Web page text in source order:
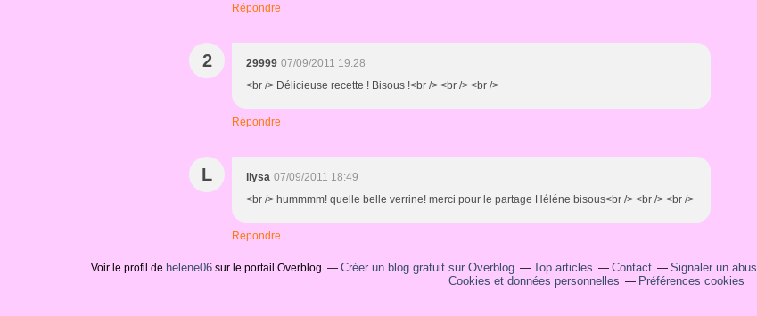
Répondre
2 29999 07/09/2011 19:28
<br /> Délicieuse recette ! Bisous !<br /> <br /> <br />
Répondre
L llysa 07/09/2011 18:49
<br /> hummmm! quelle belle verrine! merci pour le partage Héléne bisous<br /> <br /> <br />
Répondre
Voir le profil de helene06 sur le portail Overblog Créer un blog gratuit sur Overblog Top articles Contact Signaler un abus
Cookies et données personnelles
Préférences cookies